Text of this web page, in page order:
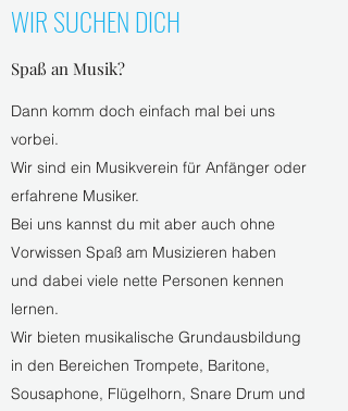
WIR SUCHEN DICH
Spaß an Musik?
Dann komm doch einfach mal bei uns
vorbei.
Wir sind ein Musikverein für Anfänger oder
erfahrene Musiker.
Bei uns kannst du mit aber auch ohne
Vorwissen Spaß am Musizieren haben
und dabei viele nette Personen kennen
lernen.
Wir bieten musikalische Grundausbildung
in den Bereichen Trompete, Baritone,
Sousaphone, Flügelhorn, Snare Drum und